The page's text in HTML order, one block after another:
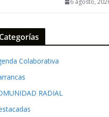
6 agosto,
Categorías
Colaborativa
RADIAL